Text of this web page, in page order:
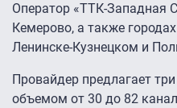
Оператор «ТТК-Западная
Кемерово, а также
Ленинске-Кузнецком и
Провайдер предлагает
объемом от 30 до 82